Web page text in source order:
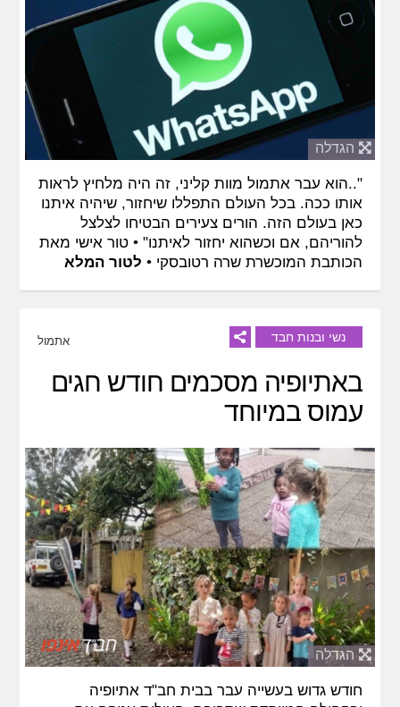
הגדלה
"..הוא עבר אתמול מוות קליני, זה היה מלחיץ לראות
אותו ככה. בכל העולם התפללו שיחזור, שיהיה איתנו
כאן בעולם הזה. הורים צעירים הבטיחו לצלצל
להוריהם, אם וכשהוא יחזור לאיתנו" • טור אישי מאת
הכותבת המוכשרת שרה רטובסקי • לטור המלא
נשי ובנות חבד אתמול
באתיופיה מסכמים חודש חגים
עמוס במיוחד
הגדלה
חודש גדוש בעשייה עבר בבית חב"ד אתיופיה